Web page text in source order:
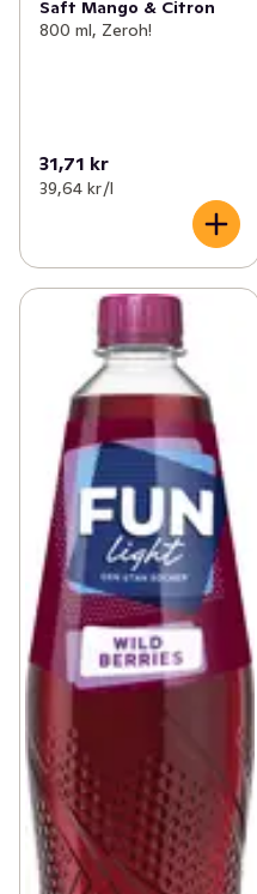
Saft Mango & Citron
800 ml, Zeroh!
31,71 kr
39,64 kr /l